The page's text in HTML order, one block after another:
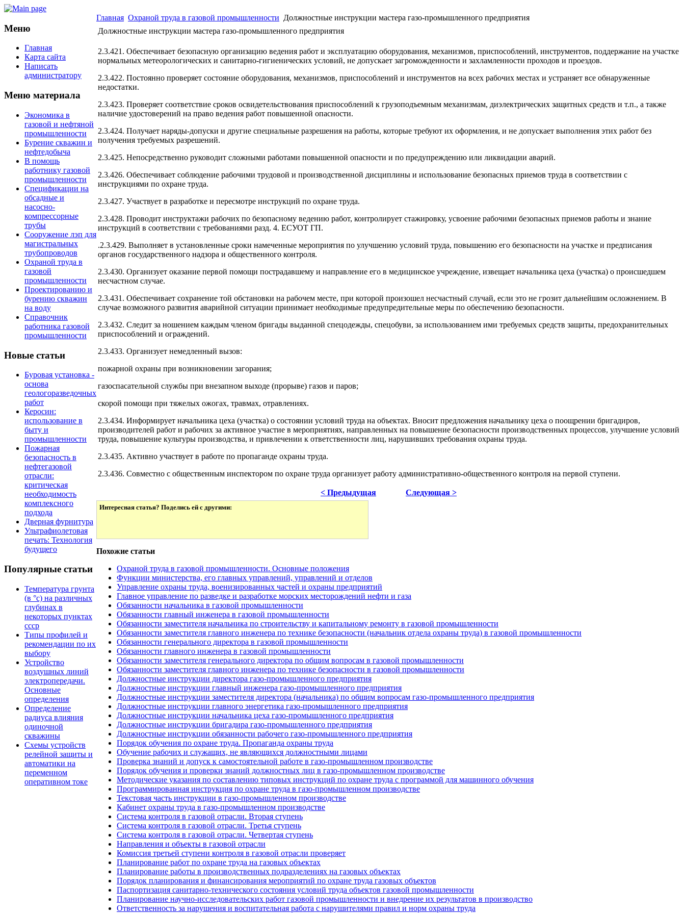
Меню
Главная
Карта сайта
Написать
администратору
Меню материала
Экономика в
газовой и нефтяной
промышленности
Бурение скважин и
нефтедобыча
В помощь
работнику газовой
промышленности
Спецификации на
обсадные и
насосно-
компрессорные
трубы
Сооружение лэп для
магистральных
трубопроводов
Охраной труда в
газовой
промышленности
Проектированию и
бурению скважин
на воду
Справочник
работника газовой
промышленности
Новые статьи
Буровая установка -
основа
геологоразведочных
работ
Керосин:
использование в
быту и
промышленности
Пожарная
безопасность в
нефтегазовой
отрасли:
критическая
необходимость
комплексного
подхода
Дверная фурнитура
Ультрафиолетовая
печать: Технология
будущего
Популярные статьи
Температура грунта
(в °с) на различных
глубинах в
некоторых пунктах
ссср
Типы профилей и
рекомендации по их
выбору
Устройство
воздушных линий
электропередачи.
Основные
определения
Определение
радиуса влияния
одиночной
скважины
Схемы устройств
релейной защиты и
автоматики на
переменном
оперативном токе
Главная Охраной труда в газовой промышленности Должностные инструкции мастера газо-промышленного предприятия
Должностные инструкции мастера газо-промышленного предприятия
2.3.421. Обеспечивает безопасную организацию ведения работ и эксплуатацию оборудования, механизмов, приспособлений, инструментов, поддержание на участке
нормальных метеорологических и санитарно-гигиенических условий, не допускает загроможденности и захламленности проходов и проездов.
2.3.422. Постоянно проверяет состояние оборудования, механизмов, приспособлений и инструментов на всех рабочих местах и устраняет все обнаруженные
недостатки.
2.3.423. Проверяет соответствие сроков освидетельствования приспособлений к грузоподъемным механизмам, диэлектрических защитных средств и т.п., а также
наличие удостоверений на право ведения работ повышенной опасности.
2.3.424. Получает наряды-допуски и другие специальные разрешения на работы, которые требуют их оформления, и не допускает выполнения этих работ без
получения требуемых разрешений.
2.3.425. Непосредственно руководит сложными работами повышенной опасности и по предупреждению или ликвидации аварий.
2.3.426. Обеспечивает соблюдение рабочими трудовой и производственной дисциплины и использование безопасных приемов труда в соответствии с
инструкциями по охране труда.
2.3.427. Участвует в разработке и пересмотре инструкций по охране труда.
2.3.428. Проводит инструктажи рабочих по безопасному ведению работ, контролирует стажировку, усвоение рабочими безопасных приемов работы и знание
инструкций в соответствии с требованиями разд. 4. ЕСУОТ ГП.
.2.3.429. Выполняет в установленные сроки намеченные мероприятия по улучшению условий труда, повышению его безопасности на участке и предписания
органов государственного надзора и общественного контроля.
2.3.430. Организует оказание первой помощи пострадавшему и направление его в медицинское учреждение, извещает начальника цеха (участка) о происшедшем
несчастном случае.
2.3.431. Обеспечивает сохранение той обстановки на рабочем месте, при которой произошел несчастный случай, если это не грозит дальнейшим осложнением. В
случае возможного развития аварийной ситуации принимает необходимые предупредительные меры по обеспечению безопасности.
2.3.432. Следит за ношением каждым членом бригады выданной спецодежды, спецобуви, за использованием ими требуемых средств защиты, предохранительных
приспособлений и ограждений.
2.3.433. Организует немедленный вызов:
пожарной охраны при возникновении загорания;
газоспасательной службы при внезапном выходе (прорыве) газов и паров;
скорой помощи при тяжелых ожогах, травмах, отравлениях.
2.3.434. Информирует начальника цеха (участка) о состоянии условий труда на объектах. Вносит предложения начальнику цеха о поощрении бригадиров,
производителей работ и рабочих за активное участие в мероприятиях, направленных на повышение безопасности производственных процессов, улучшение условий
труда, повышение культуры производства, и привлечении к ответственности лиц, нарушивших требования охраны труда.
2.3.435. Активно участвует в работе по пропаганде охраны труда.
2.3.436. Совместно с общественным инспектором по охране труда организует работу административно-общественного контроля на первой ступени.
< Предыдущая Следующая >
Интересная статья? Поделись ей с другими:
Похожие статьи
Охраной труда в газовой промышленности. Основные положения
Функции министерства, его главных управлений, управлений и отделов
Управление охраны труда, военизированных частей и охраны предприятий
Главное управление по разведке и разработке морских месторождений нефти и газа
Обязанности начальника в газовой промышленности
Обязанности главный инженера в газовой промышленности
Обязанности заместителя начальника по строительству и капитальному ремонту в газовой промышленности
Обязанности заместителя главного инженера по технике безопасности (начальник отдела охраны труда) в газовой промышленности
Обязанности генерального директора в газовой промышленности
Обязанности главного инженера в газовой промышленности
Обязанности заместителя генерального директора по общим вопросам в газовой промышленности
Обязанности заместителя главного инженера по технике безопасности в газовой промышленности
Должностные инструкции директора газо-промышленного предприятия
Должностные инструкции главный инженера газо-промышленного предприятия
Должностные инструкции заместителя директора (начальника) по общим вопросам газо-промышленного предприятия
Должностные инструкции главного энергетика газо-промышленного предприятия
Должностные инструкции начальника цеха газо-промышленного предприятия
Должностные инструкции бригадира газо-промышленного предприятия
Должностные инструкции обязанности рабочего газо-промышленного предприятия
Порядок обучения по охране труда. Пропаганда охраны труда
Обучение рабочих и служащих, не являющихся должностными лицами
Проверка знаний и допуск к самостоятельной работе в газо-промышленном производстве
Порядок обучения и проверки знаний должностных лиц в газо-промышленном производстве
Методические указания по составлению типовых инструкций по охране труда с программой для машинного обучения
Программированная инструкция по охране труда в газо-промышленном производстве
Текстовая часть инструкции в газо-промышленном производстве
Кабинет охраны труда в газо-промышленном производстве
Система контроля в газовой отрасли. Вторая ступень
Система контроля в газовой отрасли. Третья ступень
Система контроля в газовой отрасли. Четвертая ступень
Направления и объекты в газовой отрасли
Комиссия третьей ступени контроля в газовой отрасли проверяет
Планирование работ по охране труда на газовых объектах
Планирование работы в производственных подразделениях на газовых объектах
Порядок планирования и финансирования мероприятий по охране труда газовых объектов
Паспортизация санитарно-технического состояния условий труда объектов газовой промышленности
Планирование научно-исследовательских работ газовой промышленности и внедрение их результатов в производство
Ответственность за нарушения и воспитательная работа с нарушителями правил и норм охраны труда